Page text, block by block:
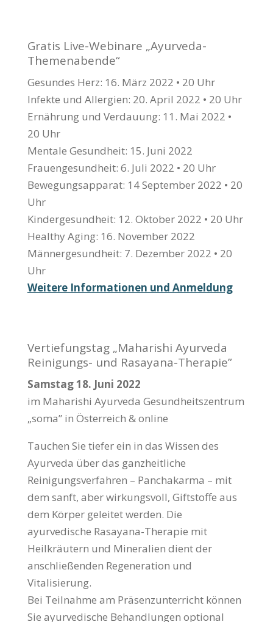
Gratis Live-Webinare „Ayurveda-
Themenabende“
Gesundes Herz: 16. März 2022 • 20 Uhr
Infekte und Allergien: 20. April 2022 • 20 Uhr
Ernährung und Verdauung: 11. Mai 2022 •
20 Uhr
Mentale Gesundheit: 15. Juni 2022
Frauengesundheit: 6. Juli 2022 • 20 Uhr
Bewegungsapparat: 14 September 2022 • 20
Uhr
Kindergesundheit: 12. Oktober 2022 • 20 Uhr
Healthy Aging: 16. November 2022
Männergesundheit: 7. Dezember 2022 • 20
Uhr
Weitere Informationen und Anmeldung
Vertiefungstag „Maharishi Ayurveda
Reinigungs- und Rasayana-Therapie”
Samstag 18. Juni 2022
im Maharishi Ayurveda Gesundheitszentrum
„soma” in Österreich & online
Tauchen Sie tiefer ein in das Wissen des
Ayurveda über das ganzheitliche
Reinigungsverfahren – Panchakarma – mit
dem sanft, aber wirkungsvoll, Giftstoffe aus
dem Körper geleitet werden. Die
ayurvedische Rasayana-Therapie mit
Heilkräutern und Mineralien dient der
anschließenden Regeneration und
Vitalisierung.
Bei Teilnahme am Präsenzunterricht können
Sie ayurvedische Behandlungen optional